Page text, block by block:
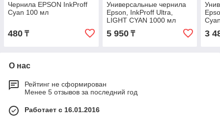
Чернила EPSON InkProff
Cyan 100 мл
480 ₸
Универсальные чернила
Epson, InkProff Ultra,
LIGHT CYAN 1000 мл
5 950₸ 3
О нас
Рейтинг не сформирован
Менее 5 отзывов за последний год
Работает с 16.01.2016